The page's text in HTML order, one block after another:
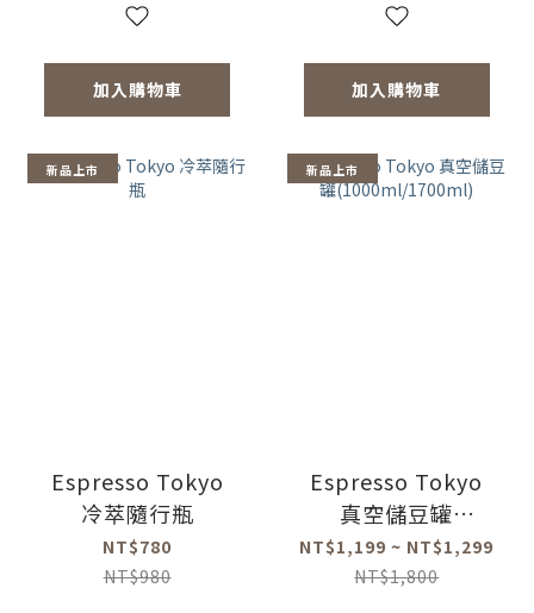
加入購物車 加入購物車
新品上市
Espresso Tokyo
冷萃隨行瓶
NT$780
NT$980
新品上市
Espresso Tokyo
真空儲豆罐
(1000ml/1700ml)
NT$1,199 ~ NT$1,299
NT$1,800